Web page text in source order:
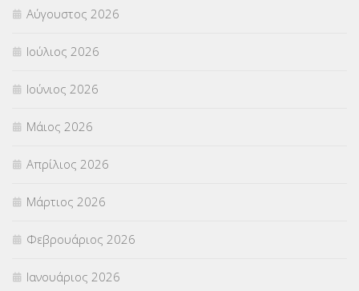
Π.Ε.Κ. ΗΡΑΚΛΕΙΟΥ
ΠΑΝΕΛΛΑΔΙΚΕΣ ΕΞΕΤΑΣΕΙΣ
ΠΡΟΚΗΡΥΞΕΙΣ
ΣΕΜΙΝΑΡΙΑ – ΗΜΕΡΙΔΕΣ
ΣΕΠ(50)
ΣΤΕΛΕΧΗ (360)
ΣΥΜΒΟΥΛΕΥΤΙΚΟΣ ΣΤΑΘΜΟΣ ΝΕΩΝ
ΣΥΝΤΑΞΕΙΣ(12)
Αύγουστος 2026
Ιούλιος 2026
Ιούνιος 2026
Μάιος 2026
Απρίλιος 2026
Μάρτιος 2026
Φεβρουάριος 2026
Ιανουάριος 2026